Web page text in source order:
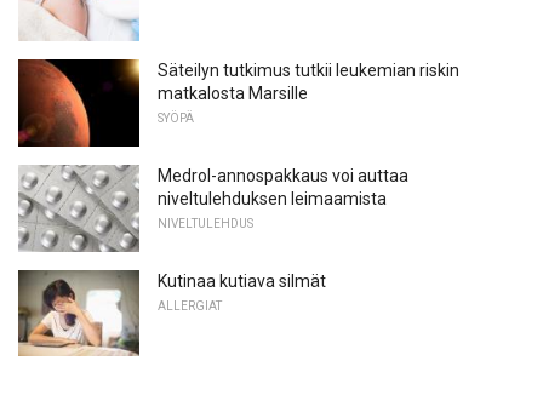
Säteilyn tutkimus tutkii leukemian riskin
matkalosta Marsille
SYÖPÄ
Medrol-annospakkaus voi auttaa
niveltulehduksen leimaamista
NIVELTULEHDUS
Kutinaa kutiava silmät
ALLERGIAT